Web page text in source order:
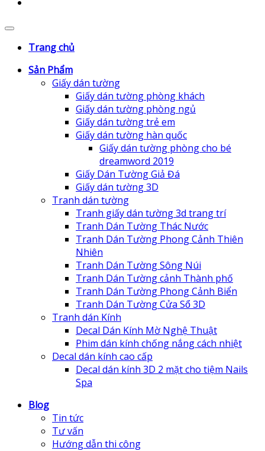
Trang chủ
Sản Phẩm
Giấy dán tường
Giấy dán tường phòng khách
Giấy dán tường phòng ngủ
Giấy dán tường trẻ em
Giấy dán tường hàn quốc
Giấy dán tường phòng cho bé
dreamword 2019
Giấy Dán Tường Giả Đá
Giấy dán tường 3D
Tranh dán tường
Tranh giấy dán tường 3d trang trí
Tranh Dán Tường Thác Nước
Tranh Dán Tường Phong Cảnh Thiên
Nhiên
Tranh Dán Tường Sông Núi
Tranh Dán Tường cảnh Thành phố
Tranh Dán Tường Phong Cảnh Biển
Tranh Dán Tường Cửa Sổ 3D
Tranh dán Kính
Decal Dán Kính Mờ Nghệ Thuật
Phim dán kính chống nắng cách nhiệt
Decal dán kính cao cấp
Decal dán kính 3D 2 mặt cho tiệm Nails
Spa
Blog
Tin tức
Tư vấn
Hướng dẫn thi công